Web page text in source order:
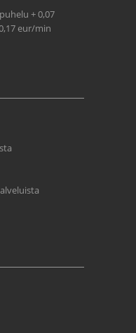
+ 0,07
eur/min